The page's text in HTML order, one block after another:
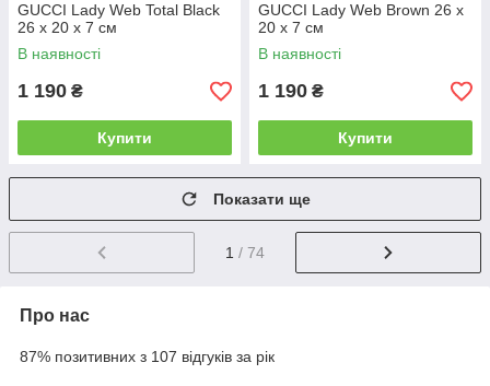
GUCCI Lady Web Total Black
26 х 20 х 7 см
В наявності
1 190 ₴
Купити
GUCCI Lady Web Brown 26 х
20 х 7 см
В наявності
1 190 ₴
Купити
Показати ще
1 / 74
Про нас
87% позитивних з 107 відгуків за рік